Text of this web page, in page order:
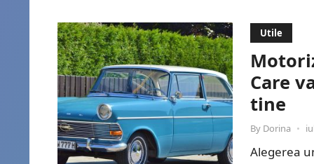
Utile
Care
tine
By Dorina •
Alegerea